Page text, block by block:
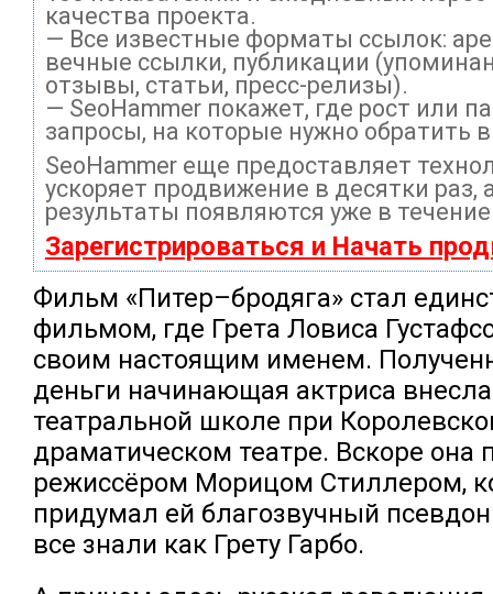
качества проекта.
— Все известные форматы ссылок:
вечные ссылки, публикации
отзывы, статьи, пресс-релизы).
— SeoHammer покажет, где рост или
запросы, на которые нужно обратить
SeoHammer еще предоставляет
ускоряет продвижение в десятки раз,
результаты появляются уже в
Зарегистрироваться и Начать
Фильм «Питер–бродяга» стал
фильмом, где Грета Ловиса
своим настоящим именем.
деньги начинающая актриса
театральной школе при
драматическом театре. Вскоре она
режиссёром Морицом Стиллером,
придумал ей благозвучный
все знали как Грету Гарбо.